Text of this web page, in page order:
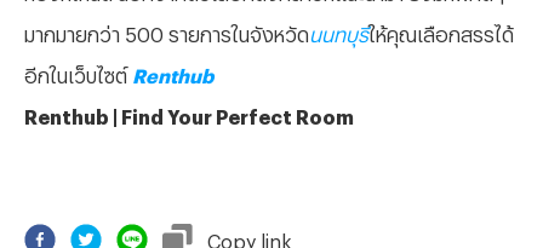
มากมายกว่า 500 รายการในจังหวัด นนทบุรีให้คุณเลือกสรรได้
อีกในเว็บไซต์ Renthub
Renthub | Find Your Perfect Room
Copy link